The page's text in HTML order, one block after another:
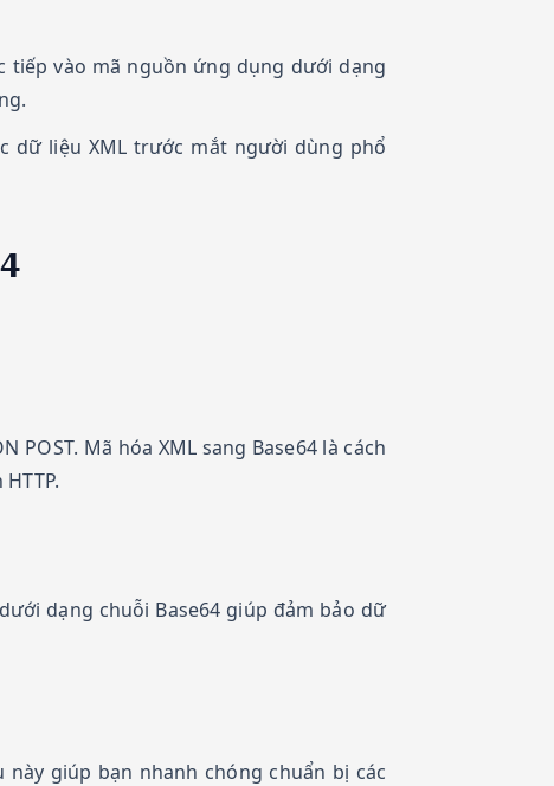
tiếp vào mã nguồn ứng dụng dưới dạng
dữ liệu XML trước mắt người dùng phổ
Mã hóa XML sang Base64 là cách
dạng chuỗi Base64 giúp đảm bảo dữ
giúp bạn nhanh chóng chuẩn bị các